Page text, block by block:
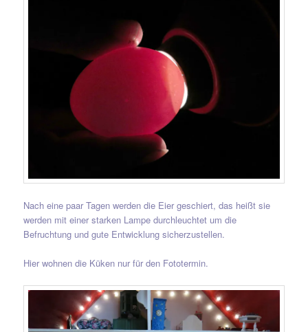
Nach eine paar Tagen werden die Eier geschiert, das heißt sie
werden mit einer starken Lampe durchleuchtet um die
Befruchtung und gute Entwicklung sicherzustellen.
Hier wohnen die Küken nur für den Fototermin.